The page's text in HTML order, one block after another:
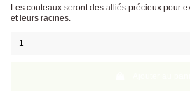
Les couteaux seront des alliés précieux pour
et leurs racines.